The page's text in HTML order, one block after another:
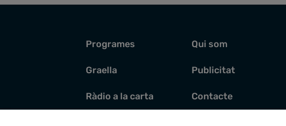
Programes
Graella
Ràdio a la carta
Qui som
Publicitat
Contacte